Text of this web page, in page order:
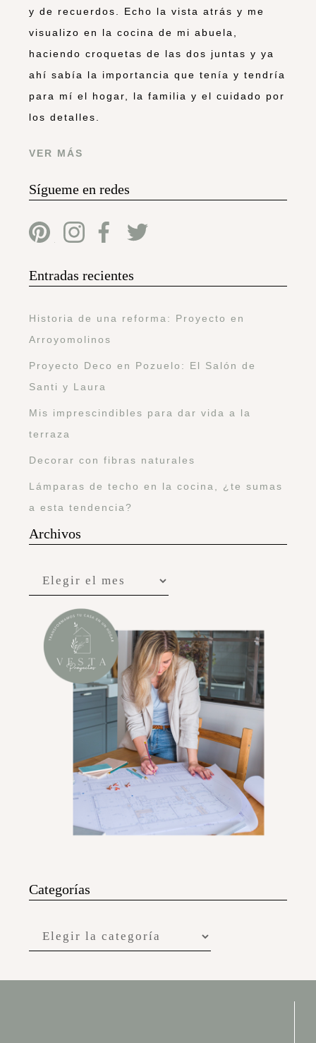
y de recuerdos. Echo la vista atrás y me
visualizo en la cocina de mi abuela,
haciendo croquetas de las dos juntas y ya
ahí sabía la importancia que tenía y tendría
para mí el hogar, la familia y el cuidado por
los detalles.
VER MÁS
Sígueme en redes
Entradas recientes
Historia de una reforma: Proyecto en
Arroyomolinos
Proyecto Deco en Pozuelo: El Salón de
Santi y Laura
Mis imprescindibles para dar vida a la
terraza
Decorar con fibras naturales
Lámparas de techo en la cocina, ¿te sumas
a esta tendencia?
Archivos
Categorías